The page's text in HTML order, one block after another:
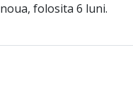
folosita 6 luni.